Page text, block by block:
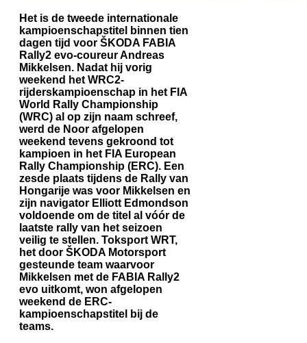
Het is de tweede internationale
kampioenschapstitel binnen tien
dagen tijd voor ŠKODA FABIA
Rally2 evo-coureur Andreas
Mikkelsen. Nadat hij vorig
weekend het WRC2-
rijderskampioenschap in het FIA
World Rally Championship
(WRC) al op zijn naam schreef,
werd de Noor afgelopen
weekend tevens gekroond tot
kampioen in het FIA European
Rally Championship (ERC). Een
zesde plaats tijdens de Rally van
Hongarije was voor Mikkelsen en
zijn navigator Elliott Edmondson
voldoende om de titel al vóór de
laatste rally van het seizoen
veilig te stellen. Toksport WRT,
het door ŠKODA Motorsport
gesteunde team waarvoor
Mikkelsen met de FABIA Rally2
evo uitkomt, won afgelopen
weekend de ERC-
kampioenschapstitel bij de
teams.